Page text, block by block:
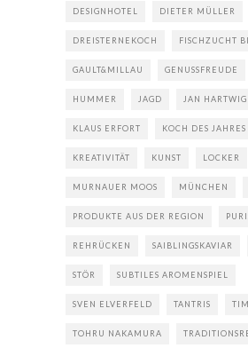
DESIGNHOTEL DIETER MÜLLER
DREISTERNEKOCH FISCHZUCHT
GAULT&MILLAU GENUSSFREUDE
HUMMER JAGD JAN HARTWIG
KLAUS ERFORT KOCH DES JAHRES
KREATIVITÄT KUNST LOCKER
MURNAUER MOOS MÜNCHEN
PRODUKTE AUS DER REGION
REHRÜCKEN SAIBLINGSKAVIAR
STÖR SUBTILES AROMENSPIEL
SVEN ELVERFELD TANTRIS
TOHRU NAKAMURA